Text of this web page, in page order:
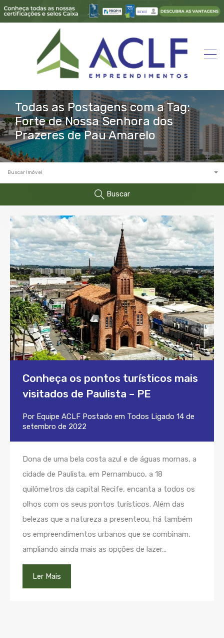
Todas as Postagens com a Tag:
Forte de Nossa Senhora dos
Prazeres de Pau Amarelo
Buscar Imóvel
Buscar
Conheça os pontos turísticos mais
visitados de Paulista – PE
Por Equipe ACLF Postado em Todos Ligado 14 de
setembro de 2022
Dona de uma bela costa azul e de águas mornas, a
cidade de Paulista, em Pernambuco, a 18
quilômetros da capital Recife, encanta a todos os
olhos com os seus pontos turísticos. Além das
belezas que a natureza a presenteou, há também
os empreendimentos urbanos que se combinam,
ampliando ainda mais as opções de lazer…
Ler Mais